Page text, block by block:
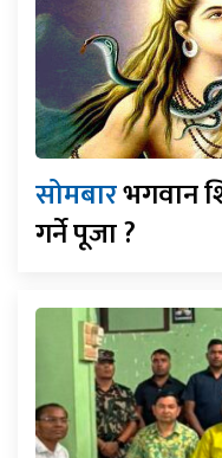
सोमबारभगवान
गर्ने पूजा ?